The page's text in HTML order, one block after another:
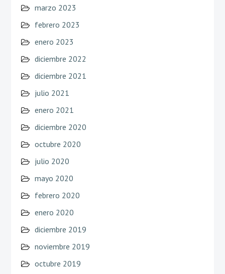
marzo 2023
febrero 2023
enero 2023
diciembre 2022
diciembre 2021
julio 2021
enero 2021
diciembre 2020
octubre 2020
julio 2020
mayo 2020
febrero 2020
enero 2020
diciembre 2019
noviembre 2019
octubre 2019